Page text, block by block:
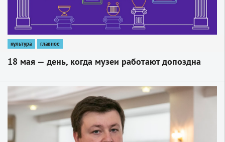
культура главное
18 мая — день, когда музеи работают допоздна